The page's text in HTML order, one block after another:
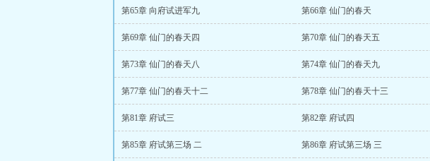
第65章 向府试进军九 第66章 仙门的春天
第69章 仙门的春天四 第70章 仙门的春天五
第73章 仙门的春天八 第74章 仙门的春天九
第77章 仙门的春天十二 第78章 仙门的春天十三
第81章 府试三 第82章 府试四
第85章 府试第三场 二 第86章 府试第三场 三